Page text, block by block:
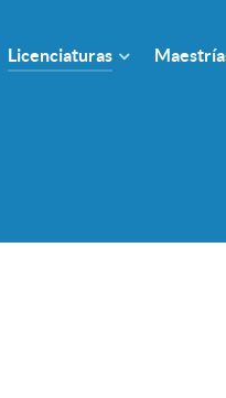
Licenciaturas